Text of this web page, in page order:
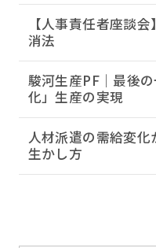
【人事責任者座談
消法
駿河生産PF｜最後
化」生産の実現
人材派遣の需給変
生かし方